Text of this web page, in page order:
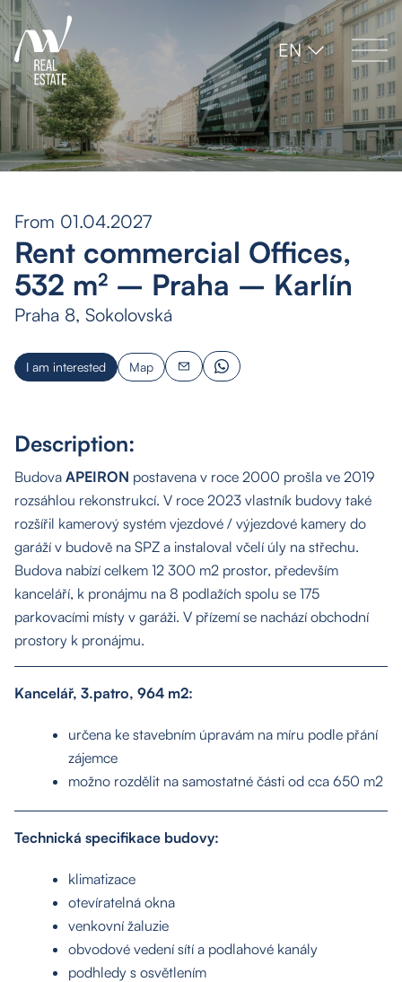
EN
From 01.04.2027
Rent commercial Offices,
532 m² – Praha – Karlín
Praha 8, Sokolovská
I am interested Map
Description:
Budova APEIRON postavena v roce 2000 prošla ve 2019
rozsáhlou rekonstrukcí. V roce 2023 vlastník budovy také
rozšířil kamerový systém vjezdové / výjezdové kamery do
garáží v budově na SPZ a instaloval včelí úly na střechu.
Budova nabízí celkem 12 300 m2 prostor, především
kanceláří, k pronájmu na 8 podlažích spolu se 175
parkovacími místy v garáži. V přízemí se nachází obchodní
prostory k pronájmu.
Kancelář, 3.patro, 964 m2:
určena ke stavebním úpravám na míru podle přání
zájemce
možno rozdělit na samostatné části od cca 650 m2
Technická specifikace budovy:
klimatizace
otevíratelná okna
venkovní žaluzie
obvodové vedení sítí a podlahové kanály
podhledy s osvětlením